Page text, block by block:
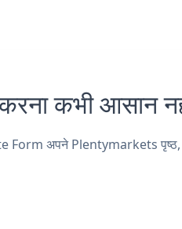
कभी आसान
अपने Plentymarkets पृष्ठ,